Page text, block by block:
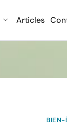
Articles
BIEN-